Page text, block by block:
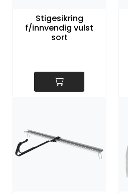
Stigesikring
f/innvendig vulst
sort